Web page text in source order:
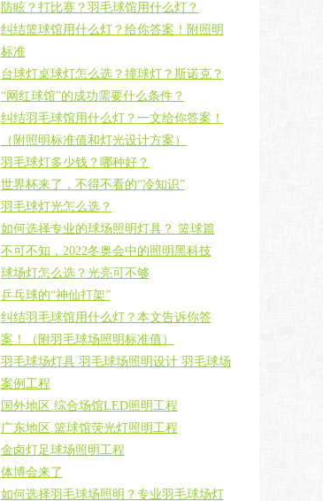
防眩？打比赛？羽毛球馆用什么灯？
纠结篮球馆用什么灯？给你答案！附照明
标准
台球灯桌球灯怎么选？撞球灯？斯诺克？
“网红球馆”的成功需要什么条件？
纠结羽毛球馆用什么灯？一文给你答案！
（附照明标准值和灯光设计方案）
羽毛球灯多少钱？哪种好？
世界杯来了，不得不看的“冷知识”
羽毛球灯光怎么选？
如何选择专业的球场照明灯具？ 篮球篇
不可不知，2022冬奥会中的照明黑科技
球场灯怎么选？光亮可不够
乒乓球的“神仙打架”
纠结羽毛球馆用什么灯？本文告诉你答
案！（附羽毛球场照明标准值）
羽毛球场灯具 羽毛球场照明设计 羽毛球场
案例工程
国外地区.综合场馆LED照明工程
广东地区.篮球馆荧光灯照明工程
金卤灯足球场照明工程
体博会来了
如何选择羽毛球场照明？专业羽毛球场灯